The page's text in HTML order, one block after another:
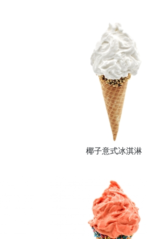
椰子意式冰淇淋